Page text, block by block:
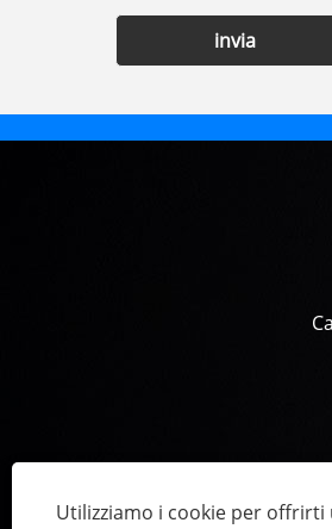
invia
Utilizziamo i cookie per offrirti